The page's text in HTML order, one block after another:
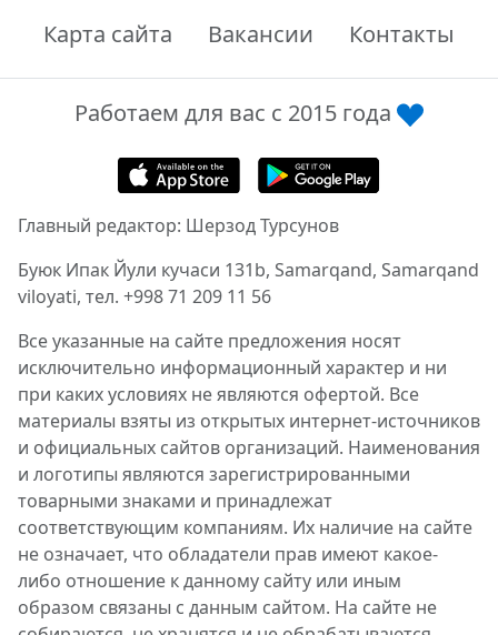
Карта сайта
Вакансии Контакты
Работаем для вас с 2015 года
Главный редактор: Шерзод Турсунов
Буюк Ипак Йули кучаси 131b, Samarqand, Samarqand
viloyati, тел. +998 71 209 11 56
Все указанные на сайте предложения носят
исключительно информационный характер и ни
при каких условиях не являются офертой. Все
материалы взяты из открытых интернет-источников
и официальных сайтов организаций. Наименования
и логотипы являются зарегистрированными
товарными знаками и принадлежат
соответствующим компаниям. Их наличие на сайте
не означает, что обладатели прав имеют какое-
либо отношение к данному сайту или иным
образом связаны с данным сайтом. На сайте не